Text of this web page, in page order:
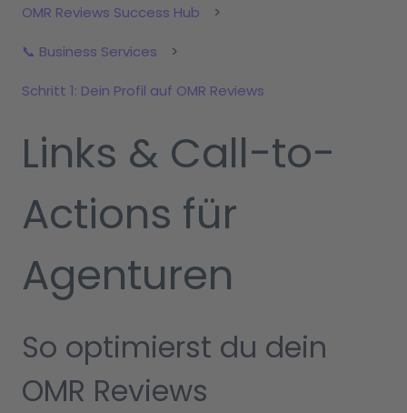
OMR Reviews Success Hub
📞 Business Services
Schritt 1: Dein Profil auf OMR Reviews
Links & Call-to-
Actions für
Agenturen
So optimierst du dein
OMR Reviews